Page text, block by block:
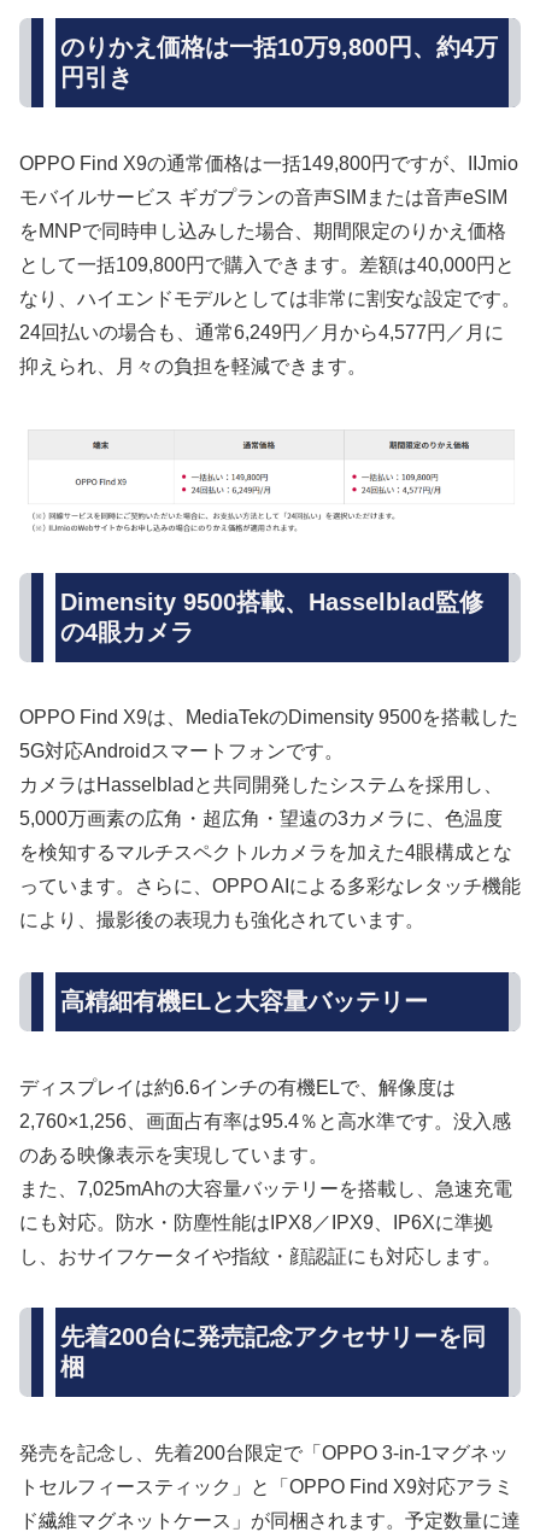
のりかえ価格は一括10万9,800円、約4万
円引き
OPPO Find X9の通常価格は一括149,800円ですが、IIJmio
モバイルサービス ギガプランの音声SIMまたは音声eSIM
をMNPで同時申し込みした場合、期間限定のりかえ価格
として一括109,800円で購入できます。差額は40,000円と
なり、ハイエンドモデルとしては非常に割安な設定です。
24回払いの場合も、通常6,249円／月から4,577円／月に
抑えられ、月々の負担を軽減できます。
Dimensity 9500搭載、Hasselblad監修
の4眼カメラ
OPPO Find X9は、MediaTekのDimensity 9500を搭載した
5G対応Androidスマートフォンです。
カメラはHasselbladと共同開発したシステムを採用し、
5,000万画素の広角・超広角・望遠の3カメラに、色温度
を検知するマルチスペクトルカメラを加えた4眼構成とな
っています。さらに、OPPO AIによる多彩なレタッチ機能
により、撮影後の表現力も強化されています。
高精細有機ELと大容量バッテリー
ディスプレイは約6.6インチの有機ELで、解像度は
2,760×1,256、画面占有率は95.4％と高水準です。没入感
のある映像表示を実現しています。
また、7,025mAhの大容量バッテリーを搭載し、急速充電
にも対応。防水・防塵性能はIPX8／IPX9、IP6Xに準拠
し、おサイフケータイや指紋・顔認証にも対応します。
先着200台に発売記念アクセサリーを同
梱
発売を記念し、先着200台限定で「OPPO 3-in-1マグネッ
トセルフィースティック」と「OPPO Find X9対応アラミ
ド繊維マグネットケース」が同梱されます。予定数量に達